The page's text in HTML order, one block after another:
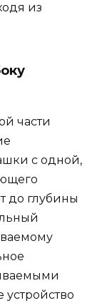
из
части
с одной,
до глубины